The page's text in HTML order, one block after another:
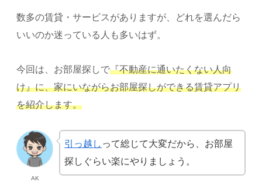
数多の賃貸・サービスがありますが、どれを選んだら
いいのか迷っている人も多いはず。
今回は、お部屋探しで『不動産に通いたくない人向
け』に、家にいながらお部屋探しができる賃貸アプリ
を紹介します。
AK
引っ越し って総じて大変だから、お部屋
探しぐらい楽にやりましょう。